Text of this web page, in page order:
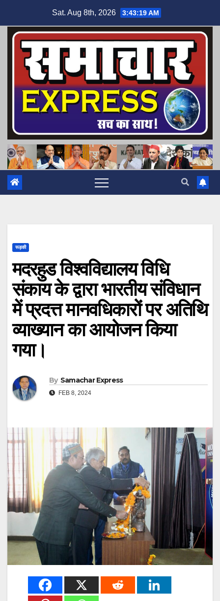
content
Sat. Aug 8th, 2026 3:43:20 AM
रूड़की
मदरहुड विश्वविद्यालय विधि
संकाय के द्वारा भारतीय संविधान
में प्रदत्त मानवधिकारों पर अतिथि
व्याख्यान का आयोजन किया
गया।
By Samachar Express
FEB 8, 2024